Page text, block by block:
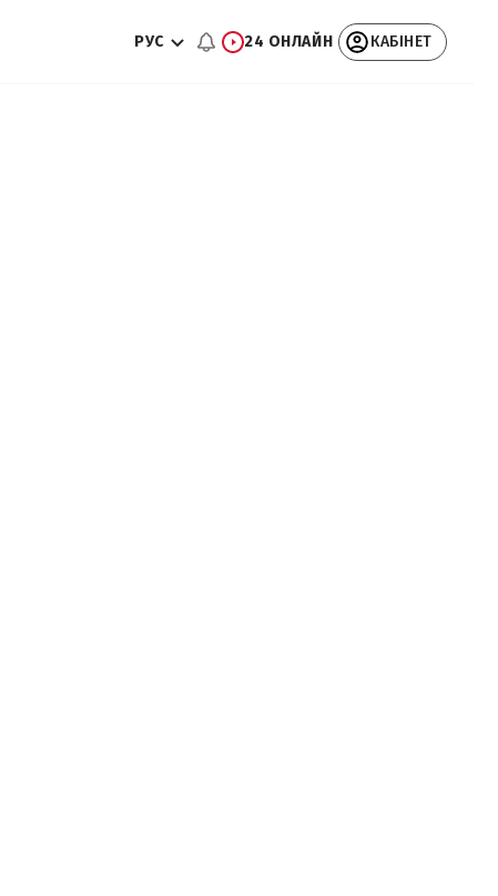
РУС 24 ОНЛАЙН КАБІНЕТ